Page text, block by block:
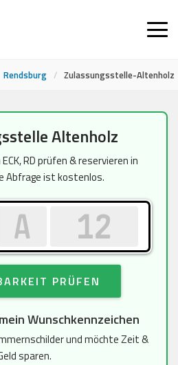
Rendsburg / Zulassungsstelle-Altenholz
Altenholz
RD prüfen & reservieren in
Abfrage ist kostenlos.
PRÜFEN
Wunschkennzeichen
und möchte Zeit &
sparen.